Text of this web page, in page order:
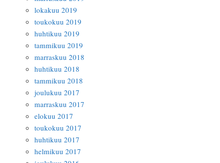
lokakuu 2019
toukokuu 2019
huhtikuu 2019
tammikuu 2019
marraskuu 2018
huhtikuu 2018
tammikuu 2018
joulukuu 2017
marraskuu 2017
elokuu 2017
toukokuu 2017
huhtikuu 2017
helmikuu 2017